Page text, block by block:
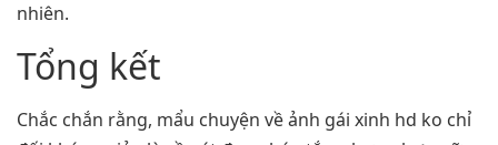
nhiên.
Tổng kết
Chắc chắn rằng, mẩu chuyện về ảnh gái xinh hd ko chỉ